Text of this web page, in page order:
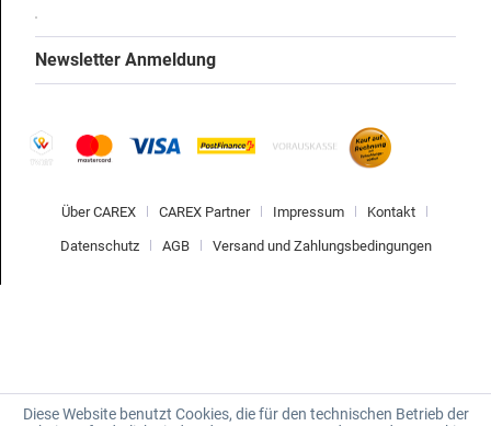
Newsletter Anmeldung
Über CAREX CAREX Partner Impressum Kontakt
Datenschutz AGB Versand und Zahlungsbedingungen
Diese Website benutzt Cookies, die für den technischen Betrieb der